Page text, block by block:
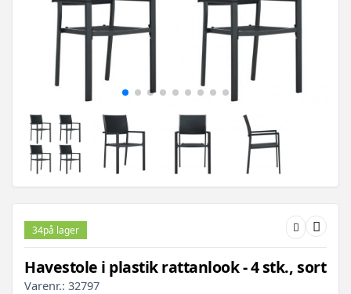
34på lager
Havestole i plastik rattanlook - 4 stk., sort
Varenr.: 32797